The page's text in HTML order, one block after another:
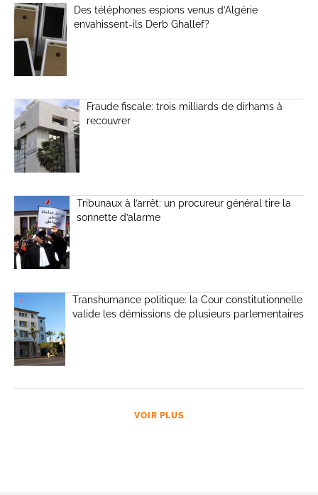
Des téléphones espions venus d’Algérie
envahissent-ils Derb Ghallef?
Fraude fiscale: trois milliards de dirhams à
recouvrer
Tribunaux à l’arrêt: un procureur général tire la
sonnette d’alarme
Transhumance politique: la Cour constitutionnelle
valide les démissions de plusieurs parlementaires
VOIR PLUS